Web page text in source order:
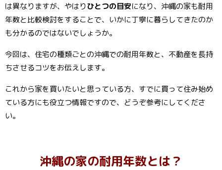
は異なりますが、やはりひとつの目安になり、沖縄の家も耐用
年数と比較検討をすることで、いかに丁寧に暮らしてきたのか
も分かるのではないでしょうか。
今回は、住宅の種類ごとの沖縄での耐用年数と、不動産を長持
ちさせるコツをお伝えします。
これから家を買いたいと思っている方、すでに買って住み始め
ている方にも役立つ情報ですので、どうぞ参考にしてくださ
い。
沖縄の家の耐用年数とは？